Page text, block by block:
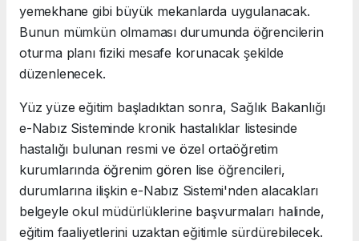
yemekhane gibi büyük mekanlarda uygulanacak.
Bunun mümkün olmaması durumunda öğrencilerin
oturma planı fiziki mesafe korunacak şekilde
düzenlenecek.
Yüz yüze eğitim başladıktan sonra, Sağlık Bakanlığı
e-Nabız Sisteminde kronik hastalıklar listesinde
hastalığı bulunan resmi ve özel ortaöğretim
kurumlarında öğrenim gören lise öğrencileri,
durumlarına ilişkin e-Nabız Sistemi'nden alacakları
belgeyle okul müdürlüklerine başvurmaları halinde,
eğitim faaliyetlerini uzaktan eğitimle sürdürebilecek.